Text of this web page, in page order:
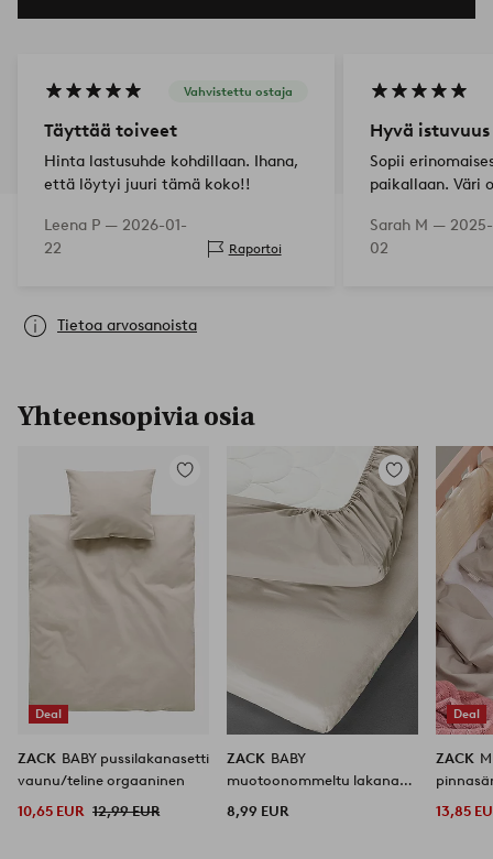
Vahvistettu ostaja
Täyttää toiveet
Hinta lastusuhde kohdillaan. Ihana,
että löytyi juuri tämä koko!!
Leena P — 2026-01-
22
Raportoi
Hyvä istuvuus
Sopii
paikallaan. Väri
Sarah M — 2025-
02
Tietoa arvosanoista
Yhteensopivia osia
Deal
Lisää
suosikkeihin
ZACK BABY pussilakanasetti
vaunu/teline orgaaninen
10,65 EUR 12,99 EUR
Lisää
suosikkeihin
ZACK BABY
muotoonommeltu lakana
8,99 EUR
Deal
ZACK
13,85